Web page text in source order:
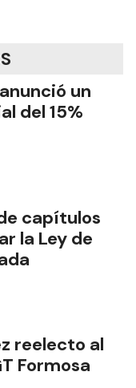
un
del 15%
capítulos
la Ley de
reelecto al
Formosa